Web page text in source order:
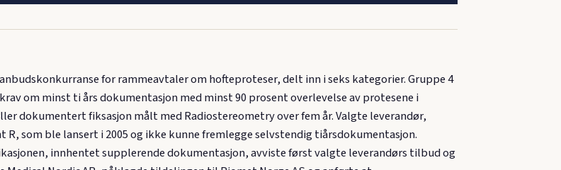
for rammeavtaler om hofteproteser, delt inn i seks kategorier. Gruppe 4
om minst ti års dokumentasjon med minst 90 prosent overlevelse av protesene i
dokumentert fiksasjon målt med Radiostereometry over fem år. Valgte leverandør,
som ble lansert i 2005 og ikke kunne fremlegge selvstendig tiårsdokumentasjon.
innhentet supplerende dokumentasjon, avviste først valgte leverandørs tilbud og